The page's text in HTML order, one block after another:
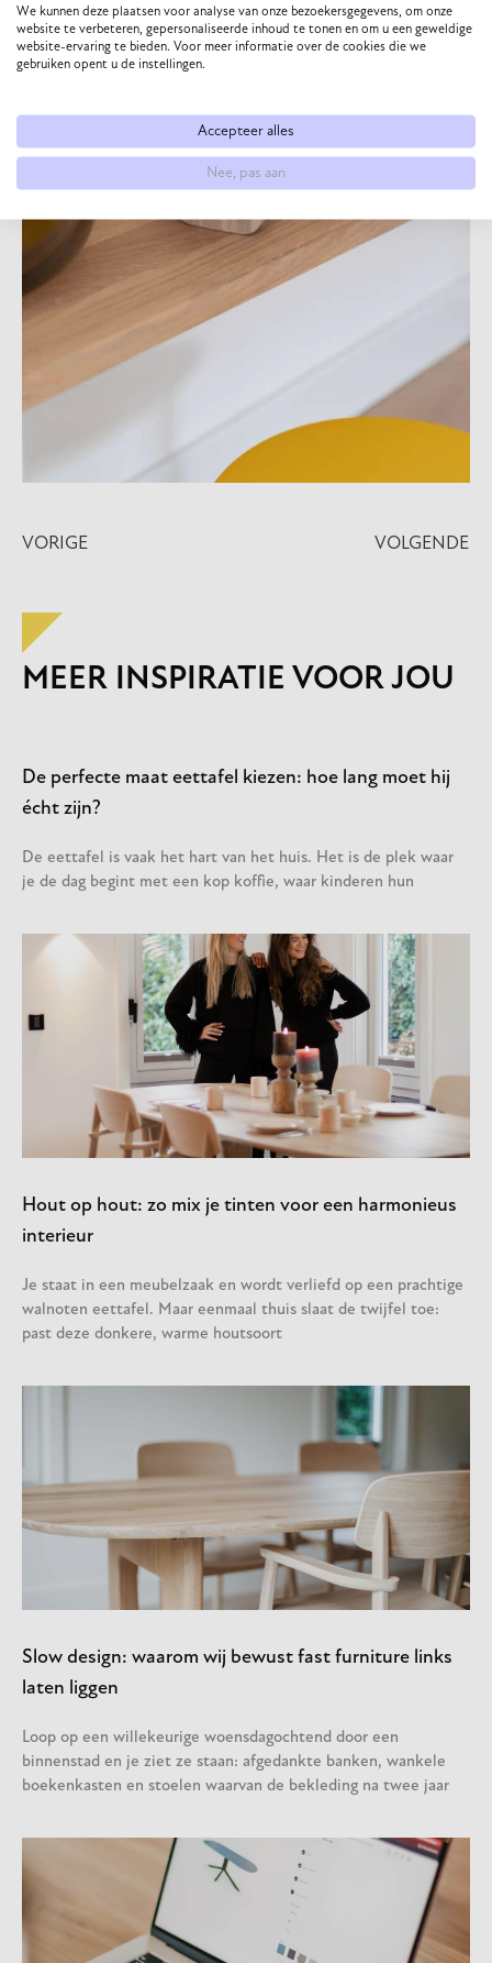
VORIGE VOLGENDE
MEER INSPIRATIE VOOR JOU
De perfecte maat eettafel kiezen: hoe lang moet hij
écht zijn?
De eettafel is vaak het hart van het huis. Het is de plek waar
je de dag begint met een kop koffie, waar kinderen hun
Hout op hout: zo mix je tinten voor een harmonieus
interieur
Je staat in een meubelzaak en wordt verliefd op een prachtige
walnoten eettafel. Maar eenmaal thuis slaat de twijfel toe:
past deze donkere, warme houtsoort
Slow design: waarom wij bewust fast furniture links
laten liggen
Loop op een willekeurige woensdagochtend door een
binnenstad en je ziet ze staan: afgedankte banken, wankele
boekenkasten en stoelen waarvan de bekleding na twee jaar
We kunnen deze plaatsen voor analyse van onze bezoekersgegevens, om onze
website te verbeteren, gepersonaliseerde inhoud te tonen en om u een geweldige
website-ervaring te bieden. Voor meer informatie over de cookies die we
gebruiken opent u de instellingen.
Accepteer alles
Nee, pas aan